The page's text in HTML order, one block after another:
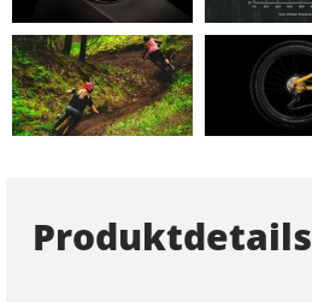
Produktdetails